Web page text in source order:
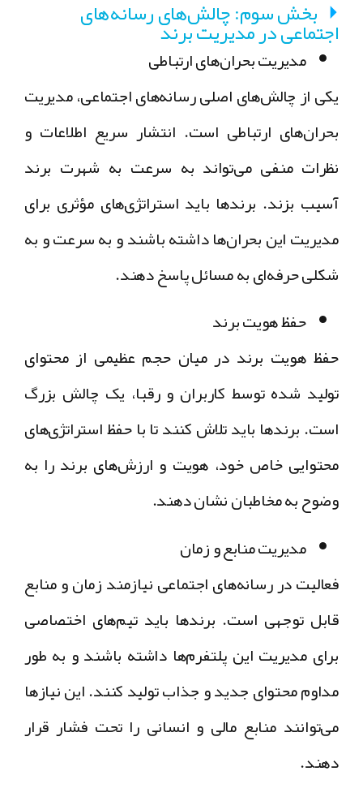
بخش سوم: چالش‌های رسانه‌های
اجتماعی در مدیریت برند
مدیریت بحران‌های ارتباطی
یکی از چالش‌های اصلی رسانه‌های اجتماعی، مدیریت
بحران‌های ارتباطی است. انتشار سریع اطلاعات و
نظرات منفی می‌تواند به سرعت به شهرت برند
آسیب بزند. برندها باید استراتژی‌های مؤثری برای
مدیریت این بحران‌ها داشته باشند و به سرعت و به
شکلی حرفه‌ای به مسائل پاسخ دهند.
حفظ هویت برند
حفظ هویت برند در میان حجم عظیمی از محتوای
تولید شده توسط کاربران و رقبا، یک چالش بزرگ
است. برندها باید تلاش کنند تا با حفظ استراتژی‌های
محتوایی خاص خود، هویت و ارزش‌های برند را به
وضوح به مخاطبان نشان دهند.
مدیریت منابع و زمان
فعالیت در رسانه‌های اجتماعی نیازمند زمان و منابع
قابل توجهی است. برندها باید تیم‌های اختصاصی
برای مدیریت این پلتفرم‌ها داشته باشند و به طور
مداوم محتوای جدید و جذاب تولید کنند. این نیازها
می‌توانند منابع مالی و انسانی را تحت فشار قرار
دهند.